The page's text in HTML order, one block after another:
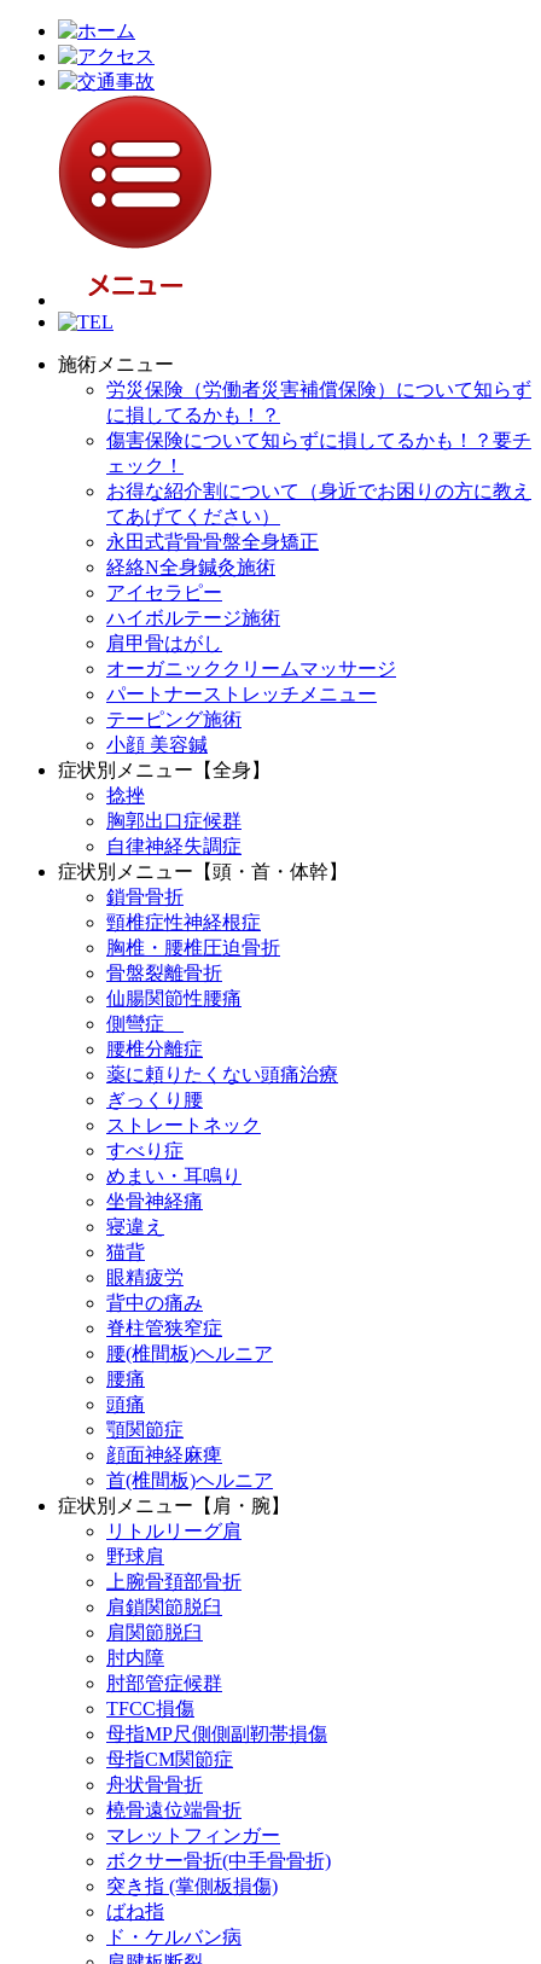
施術メニュー
労災保険（労働者災害補償保険）について知らず
に損してるかも！？
傷害保険について知らずに損してるかも！？要チ
ェック！
お得な紹介割について（身近でお困りの方に教え
てあげてください）
永田式背骨骨盤全身矯正
経絡N全身鍼灸施術
アイセラピー
ハイボルテージ施術
肩甲骨はがし
オーガニッククリームマッサージ
パートナーストレッチメニュー
テーピング施術
小顔 美容鍼
症状別メニュー【全身】
捻挫
胸郭出口症候群
自律神経失調症
症状別メニュー【頭・首・体幹】
鎖骨骨折
頸椎症性神経根症
胸椎・腰椎圧迫骨折
骨盤裂離骨折
仙腸関節性腰痛
側彎症
腰椎分離症
薬に頼りたくない頭痛治療
ぎっくり腰
ストレートネック
すべり症
めまい・耳鳴り
坐骨神経痛
寝違え
猫背
眼精疲労
背中の痛み
脊柱管狭窄症
腰(椎間板)ヘルニア
腰痛
頭痛
顎関節症
顔面神経麻痺
首(椎間板)ヘルニア
症状別メニュー【肩・腕】
リトルリーグ肩
野球肩
上腕骨頚部骨折
肩鎖関節脱臼
肩関節脱臼
肘内障
肘部管症候群
TFCC損傷
母指MP尺側側副靭帯損傷
母指CM関節症
舟状骨骨折
橈骨遠位端骨折
マレットフィンガー
ボクサー骨折(中手骨骨折)
突き指 (掌側板損傷)
ばね指
ド・ケルバン病